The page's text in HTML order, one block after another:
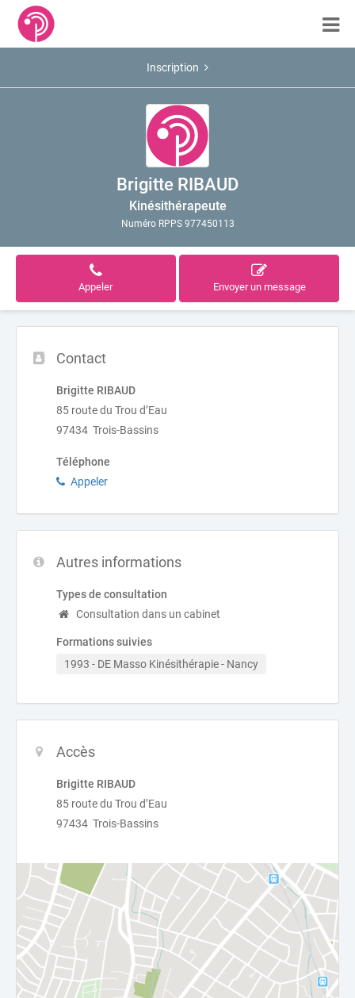
Inscription
Brigitte RIBAUD
Kinésithérapeute
Numéro RPPS 977450113
Appeler Envoyer un message
Contact
Brigitte RIBAUD
85 route du Trou d’Eau
97434 Trois-Bassins
Téléphone
Appeler
Autres informations
Types de consultation
Consultation dans un cabinet
Formations suivies
1993 - DE Masso Kinésithérapie - Nancy
Accès
Brigitte RIBAUD
85 route du Trou d’Eau
97434 Trois-Bassins